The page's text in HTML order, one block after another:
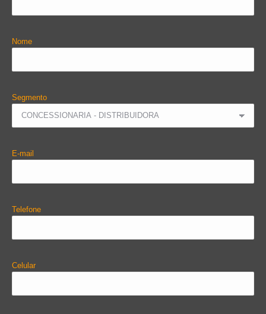
Nome
Segmento
E-mail
Telefone
Celular